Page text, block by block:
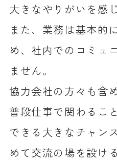
大きなやりがいを感
また、業務は基本的
め、社内でのコミュ
ません。
協力会社の方々も含
普段仕事で関わるこ
できる大きなチャン
めて交流の場を設け